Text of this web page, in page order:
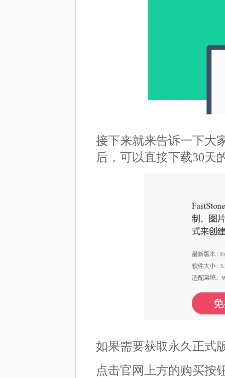
接下来就来告诉一下大
后，可以直接下载30天
如果需要获取永久正式
点击官网上方的购买按